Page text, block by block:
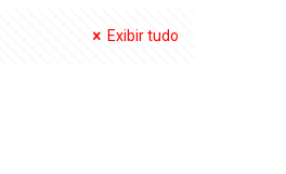
Exibir tudo